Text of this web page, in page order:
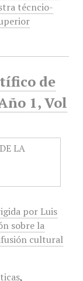
técncio-
de
1, Vol
por Luis
sobre la
cultural
,